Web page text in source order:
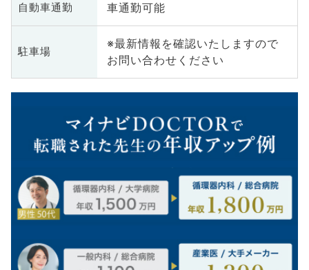
自動車通勤 車通勤可能
駐車場
※最新情報を確認いたしますので
お問い合わせください